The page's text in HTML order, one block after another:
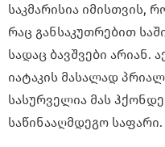
საკმარისია იმისთვის,
რაც განსაკუთრებით
სადაც ბავშვები არიან.
იატაკის მასალად
სასურველია მას
საწინააღმდეგო საფარი.